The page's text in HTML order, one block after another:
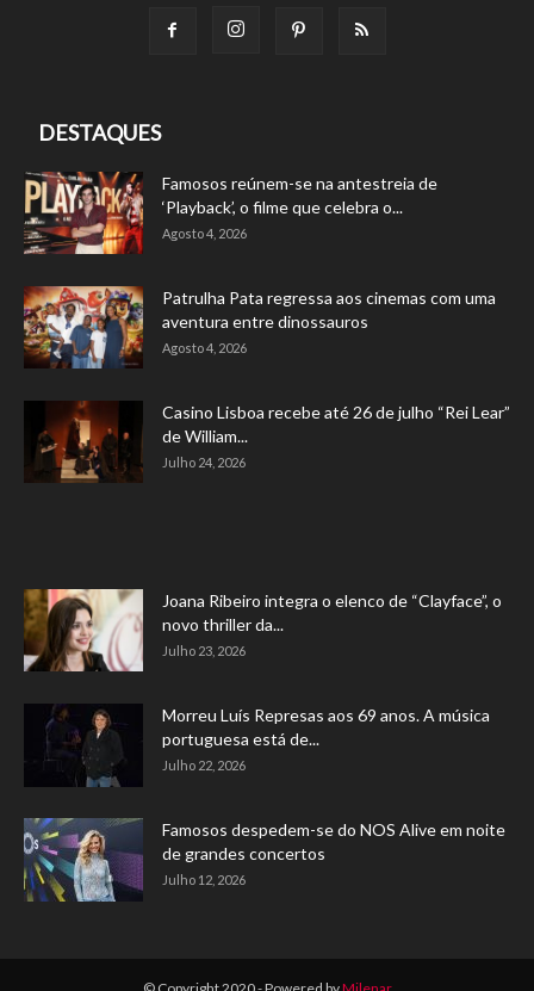
DESTAQUES
Famosos reúnem-se na antestreia de
‘Playback’, o filme que celebra o...
Agosto 4, 2026
Patrulha Pata regressa aos cinemas com uma
aventura entre dinossauros
Agosto 4, 2026
Casino Lisboa recebe até 26 de julho “Rei Lear”
de William...
Julho 24, 2026
Joana Ribeiro integra o elenco de “Clayface”, o
novo thriller da...
Julho 23, 2026
Morreu Luís Represas aos 69 anos. A música
portuguesa está de...
Julho 22, 2026
Famosos despedem-se do NOS Alive em noite
de grandes concertos
Julho 12, 2026